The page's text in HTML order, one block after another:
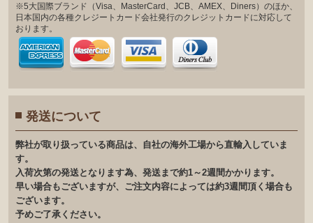
※5大国際ブランド（Visa、MasterCard、JCB、AMEX、Diners）のほか、
日本国内の各種クレジートカード会社発行のクレジットカードに対応して
おります。
発送について
弊社が取り扱っている商品は、自社の海外工場から直輸入していま
す。
入荷次第の発送となります為、発送まで約1～2週間かかります。
早い場合もございますが、ご注文内容によっては約3週間頂く場合も
ございます。
予めご了承ください。